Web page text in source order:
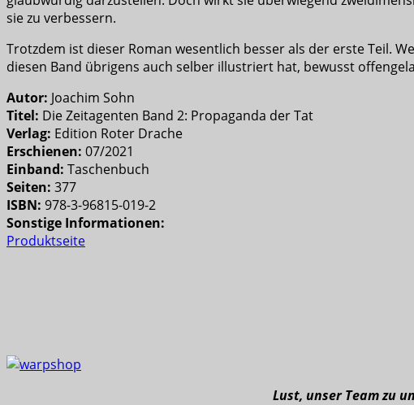
sie zu verbessern.
Trotzdem ist dieser Roman wesentlich besser als der erste Teil.
diesen Band übrigens auch selber illustriert hat, bewusst
Autor: Joachim Sohn
Titel: Die Zeitagenten Band 2: Propaganda der Tat
Verlag: Edition Roter Drache
Erschienen: 07/2021
Einband: Taschenbuch
Seiten: 377
ISBN: 978-3-96815-019-2
Sonstige Informationen:
Produktseite
Lust, unser Team zu